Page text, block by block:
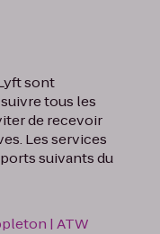
sont
tous les
de recevoir
Les services
suivants du
| ATW